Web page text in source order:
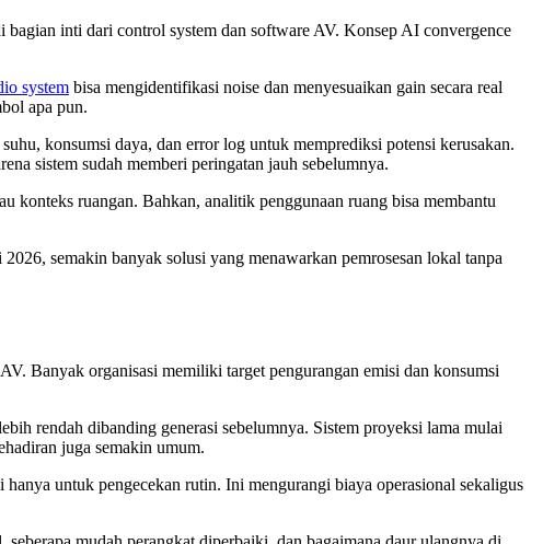
inti dari control system dan software AV. Konsep AI convergence
system bisa mengidentifikasi noise dan menyesuaikan gain secara real
apa pun.
konsumsi daya, dan error log untuk memprediksi potensi kerusakan.
sistem sudah memberi peringatan jauh sebelumnya.
konteks ruangan. Bahkan, analitik penggunaan ruang bisa membantu
semakin banyak solusi yang menawarkan pemrosesan lokal tanpa
Banyak organisasi memiliki target pengurangan emisi dan konsumsi
rendah dibanding generasi sebelumnya. Sistem proyeksi lama mulai
juga semakin umum.
untuk pengecekan rutin. Ini mengurangi biaya operasional sekaligus